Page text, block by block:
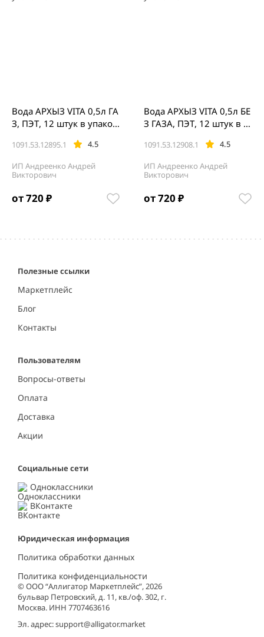
от 720 ₽
1091.53.12895.1 4.5
Вода АРХЫЗ VITA 0,5л ГА
З, ПЭТ, 12 штук в упаков
ИП Андреенко Андрей
Викторович
от 720 ₽
1091.53.12908.1 4.5
Вода АРХЫЗ VITA 0,5л БЕ
З ГАЗА, ПЭТ, 12 штук в у
ИП Андреенко Андрей
Викторович
5
Полезные ссылки
Маркетплейс
Блог
Контакты
Пользователям
Вопросы-ответы
Оплата
Доставка
Акции
Социальные сети
Одноклассники
ВКонтакте
Юридическая информация
Политика обработки данных
Политика конфиденциальности
© ООО “Аллигатор Маркетплейс”, 2026
бульвар Петровский, д. 11, кв./оф. 302, г.
Москва. ИНН 7707463616
Эл. адрес:support@alligator.market